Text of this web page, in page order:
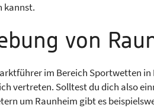
kannst.
von
im Bereich Sportwetten
vertreten. Solltest du dich also
um Raunheim gibt es